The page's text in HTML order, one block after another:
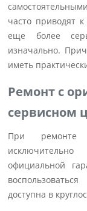
часто приводят
еще более
изначально.
иметь
Ремонт с
сервисном
При ремонте
официальной
доступна в